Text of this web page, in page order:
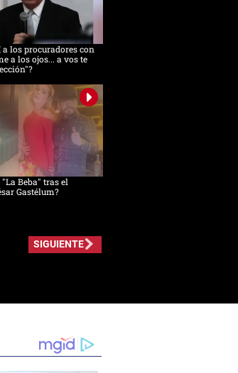
a los procuradores con
a los ojos... a vos te
"La Beba" tras el
Gastélum?
SIGUIENTE